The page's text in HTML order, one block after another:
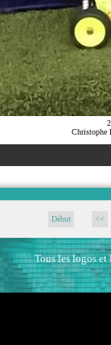
Christophe
Début <<
Tous les logos et